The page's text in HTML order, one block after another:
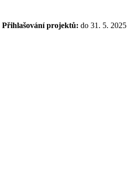
Přihlašování projektů: do 31. 5. 2025